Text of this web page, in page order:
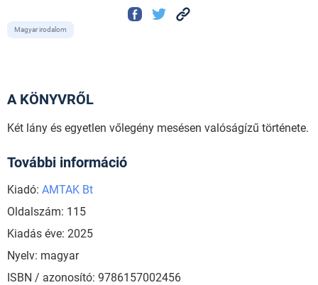
Magyar irodalom
A KÖNYVRŐL
Két lány és egyetlen vőlegény mesésen valóságízű története.
További információ
Kiadó: AMTAK Bt
Oldalszám: 115
Kiadás éve: 2025
Nyelv: magyar
ISBN / azonosító: 9786157002456